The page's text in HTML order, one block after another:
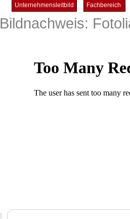
Unternehmensleitbild Fachbereich
Bildnachweis: